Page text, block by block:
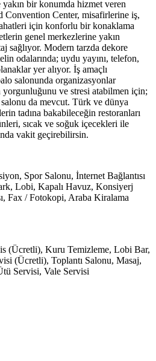
bir konumda hizmet veren
Convention Center, misafirlerine iş,
için konforlu bir konaklama
genel merkezlerine yakın
sağlıyor. Modern tarzda dekore
odalarında; uydu yayını, telefon,
yer alıyor. İş amaçlı
salonunda organizasyonlar
ve stresi atabilmen için;
da mevcut. Türk ve dünya
tadına bakabileceğin restoranları
sıcak ve soğuk içecekleri ile
vakit geçirebilirsin.
Spor Salonu, İnternet Bağlantısı
Lobi, Kapalı Havuz, Konsiyerj
Fax / Fotokopi, Araba Kiralama
(Ücretli), Kuru Temizleme, Lobi Bar,
(Ücretli), Toplantı Salonu, Masaj,
Servisi, Vale Servisi